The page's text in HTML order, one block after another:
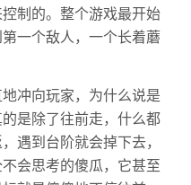
制的。整个游戏最开始
一个敌人，一个长着蘑
冲向玩家，为什么说是
是除了往前走，什么都
遇到台阶就会掉下去，
会思考的傻瓜，它甚至